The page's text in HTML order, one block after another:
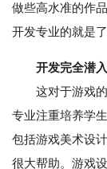
做些高水准的作
开发专业的就是
开发完全潜
这对于游戏的
专业注重培养学
包括游戏美术设
很大帮助。游戏